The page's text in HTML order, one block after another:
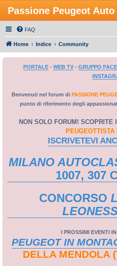
Passione Peugeot
FAQ
Home Indice Community
PORTALE- WEB TV- GRUPPO
Benvenuti nel forum di PASSIONE
punto di riferimento degli
NON SOLO FORUM! SCOPRITE
ISCRIVETEVI
MILANO
1007, 307
CONCORSO
I PROSSIMI EVENTI
PEUGEOT IN
DELLA MENDOLA